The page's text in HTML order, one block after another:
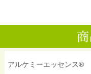
アルケミーエッセンス®